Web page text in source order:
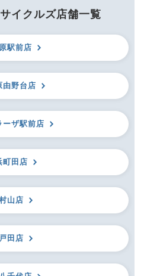
イクルズ店舗一覧
駅前店
由野台店
ーザ駅前店
町田店
山店
田店